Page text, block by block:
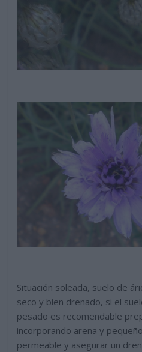
Situación soleada, suelo de
seco y bien drenado, si el
pesado es recomendable
incorporando arena y
permeable y asegurar un